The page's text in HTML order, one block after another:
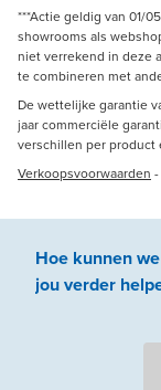
***Actie geldig van 01/
showrooms als
niet verrekend in deze
te combineren met
De wettelijke garantie
jaar commerciële
verschillen per product
Verkoopsvoorwaarden -
Hoe kunnen we
jouverder